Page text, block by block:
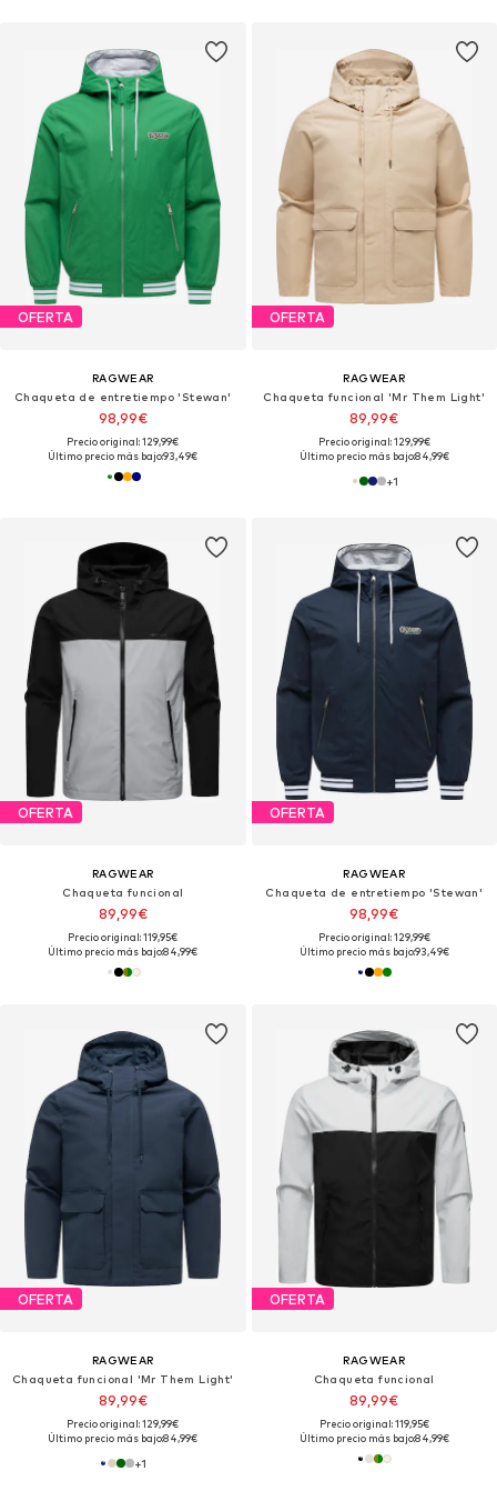
OFERTA
RAGWEAR
Chaqueta de entretiempo 'Stewan'
98,99€
Precio original: 129,99€
Último precio más bajo:93,49€
OFERTA
RAGWEAR
Chaqueta funcional 'Mr Them Light'
89,99€
Precio original: 129,99€
Último precio más bajo:84,99€
+1
OFERTA
RAGWEAR
Chaqueta funcional
89,99€
Precio original: 119,95€
Último precio más bajo:84,99€
OFERTA
RAGWEAR
Chaqueta de entretiempo 'Stewan'
98,99€
Precio original: 129,99€
Último precio más bajo:93,49€
OFERTA
RAGWEAR
Chaqueta funcional 'Mr Them Light'
89,99€
Precio original: 129,99€
Último precio más bajo:84,99€
+1
OFERTA
RAGWEAR
Chaqueta funcional
89,99€
Precio original: 119,95€
Último precio más bajo:84,99€